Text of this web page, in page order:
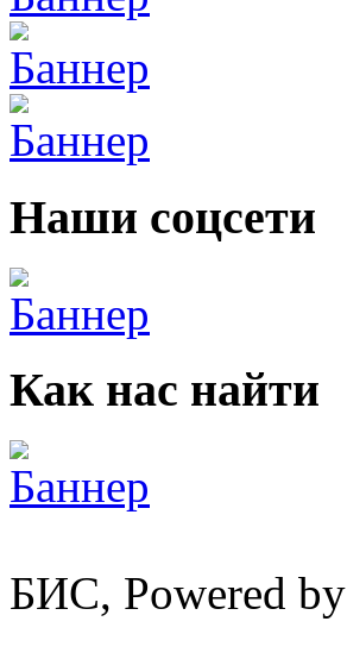
Наши соцсети
Как нас найти
БИС, Powered by